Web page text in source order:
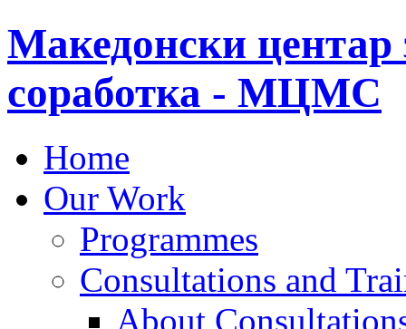
Македонски центар
соработка - МЦМС
Home
Our Work
Programmes
Consultations and
About